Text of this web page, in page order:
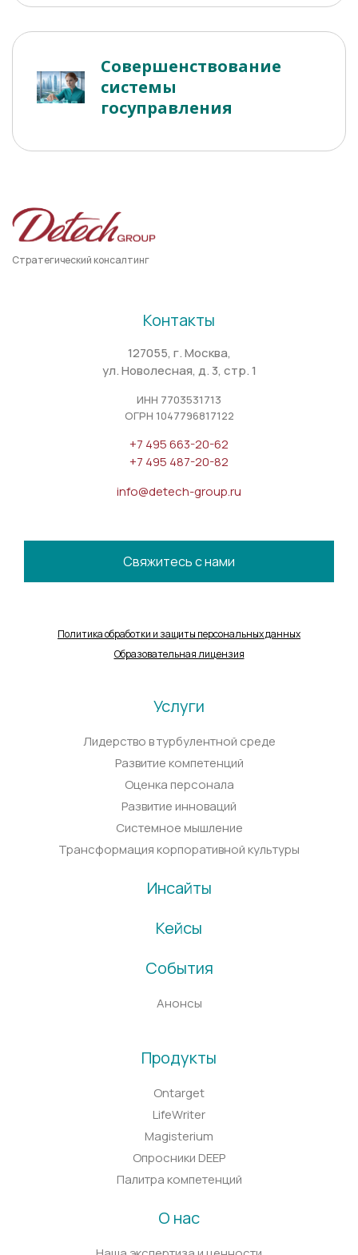
Совершенствование
системы
госуправления
Стратегический консалтинг
Контакты
127055, г. Москва,
ул. Новолесная, д. 3, стр. 1
ИНН 7703531713
ОГРН 1047796817122
+7 495 663-20-62
+7 495 487-20-82
info@detech-group.ru
Свяжитесь с нами
Политика обработки и защиты персональных данных
Образовательная лицензия
Услуги
Лидерство в турбулентной среде
Развитие компетенций
Оценка персонала
Развитие инноваций
Системное мышление
Трансформация корпоративной культуры
Инсайты
Кейсы
События
Анонсы
Продукты
Ontarget
LifeWriter
Magisterium
Опросники DEEP
Палитра компетенций
О нас